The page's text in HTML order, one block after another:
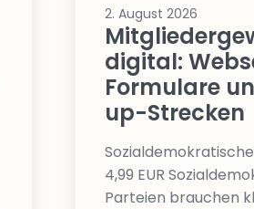
2. August 2026
digital:
Formulare
up-Strecken
4,99 EUR
Parteien brauchen